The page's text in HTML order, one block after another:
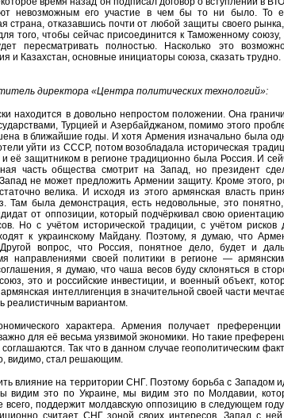
невозможным его участие в чем бы то ни было. То
страна, отказавшись почти от любой защиты своего
того, чтобы сейчас присоединится к Таможенному союзу,
пересматривать полностью. Насколько это
и Казахстан, основные инициаторы союза, сказать трудно.
директора «Центра политических технологий»:
находится в довольно непростом положении. Она
Турцией и Азербайджаном, помимо этого
в ближайшие годы. И хотя Армения изначально была
уйти из СССР, потом возобладала историческая
её защитником в регионе традиционно была Россия. И
часть общества смотрит на Запад, но президент
не может предложить Армении защиту. Кроме этого,
велика. И исходя из этого армянская власть
Там была демонстрация, есть недовольные, это
от оппозиции, который подчёркивал свою
Но с учётом исторической традиции, с учётом рисков
к украинскому Майдану. Поэтому, я думаю, что
вопрос, что Россия, понятное дело, будет и
направлениями своей политики в регионе —
я думаю, что чаша весов буду склоняться в
это и российские инвестиции, и военный объект,
интеллигенция в значительной своей части
реалистичным вариантом.
характера. Армения получает
для её весьма уязвимой экономики. Но такие
Так что в данном случае геополитическим
видимо, стал решающим.
влияние на территории СНГ. Поэтому борьба с Западом
видим это по Украине, мы видим это по Молдавии,
всего, поддержит молдавскую оппозицию в следующем
считает СНГ зоной своих интересов, Запад с